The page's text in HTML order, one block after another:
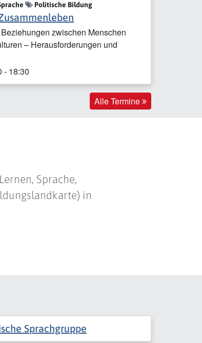
Politische Bildung
zwischen Menschen
– Herausforderungen und
- 18:30
Alle Termine
Sprache,
in
Sprachgruppe